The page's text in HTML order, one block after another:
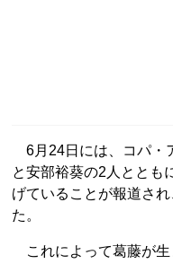
6月24日には、コパ・
と安部裕葵の2人ととも
げていることが報道さ
た。
これによって葛藤が生